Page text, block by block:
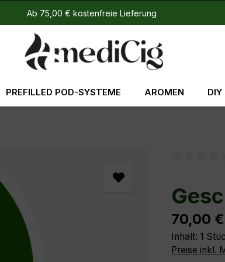
Ab 75,00 € kostenfreie Lieferung
PREFILLED POD-SYSTEME AROMEN DIY
Regulärer
70,00 €
Inhalt: 1
Preise inkl.